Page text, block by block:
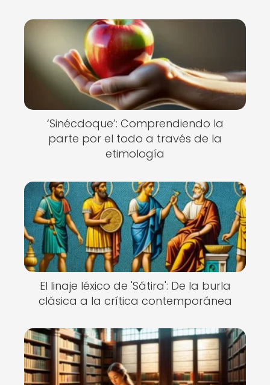
‘Sinécdoque’: Comprendiendo la
parte por el todo a través de la
etimología
El linaje léxico de 'Sátira': De la burla
clásica a la crítica contemporánea